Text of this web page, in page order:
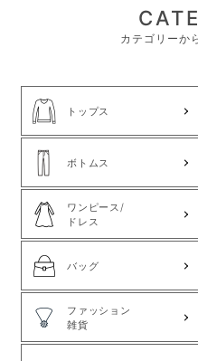
カテゴリーか
トップス
ボトムス
ワンピース/
ドレス
バッグ
ファッション
雑貨